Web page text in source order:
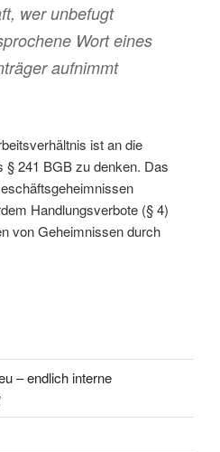
wer unbefugt
Wort eines
aufnimmt
ist an die
241 BGB zu denken. Das
Handlungsverbote (§ 4)
von Geheimnissen durch
– endlich interne